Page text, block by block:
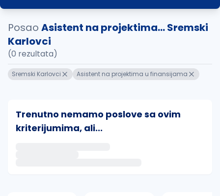
Posao Asistent na projektima... Sremski
Karlovci
(0 rezultata)
Sremski Karlovci Asistent na projektima u finansijama
Trenutno nemamo poslove sa ovim
kriterijumima, ali...